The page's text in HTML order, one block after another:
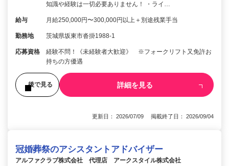
知識や経験は一切必要ありません！ ・ライ…
給与 月給250,000円〜300,000円以上＋別途残業手当
勤務地 茨城県坂東市沓掛1988-1
応募資格
経験不問！《未経験者大歓迎》 ※フォークリフト又免許お
持ちの方優遇
後で見る 詳細を見る
更新日： 2026/07/09 掲載終了日： 2026/09/04
冠婚葬祭のアシスタントアドバイザー
アルファクラブ株式会社 代理店 アークスタイル株式会社